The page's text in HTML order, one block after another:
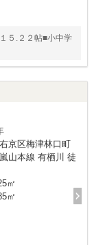
５.２２帖■小中学
京区梅津林口町
山本線 有栖川 徒
㎡
㎡